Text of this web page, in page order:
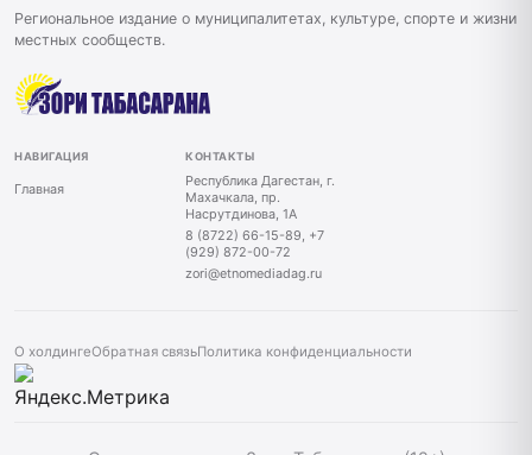
Региональное издание о муниципалитетах, культуре, спорте и жизни
местных сообществ.
НАВИГАЦИЯ
Главная
КОНТАКТЫ
Республика Дагестан, г.
Махачкала, пр.
Насрутдинова, 1А
8 (8722) 66-15-89, +7
(929) 872-00-72
zori@etnomediadag.ru
О холдингеОбратная связьПолитика конфиденциальности